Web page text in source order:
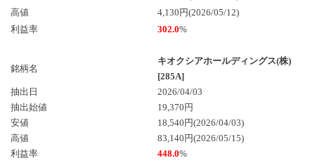
高値
4,130円(2026/05/12)
利益率
302.0%
銘柄名
キオクシアホールディングス(株)
[285A]
抽出日
2026/04/03
抽出始値
19,370円
安値
18,540円(2026/04/03)
高値
83,140円(2026/05/15)
利益率
448.0%